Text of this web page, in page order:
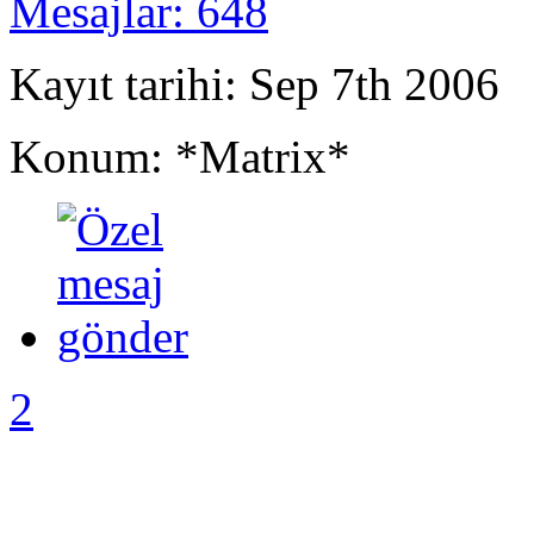
Mesajlar: 648
Kayıt tarihi: Sep 7th 2006
Konum: *Matrix*
2